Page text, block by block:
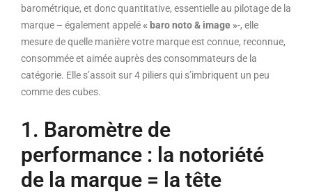
barométrique, et donc quantitative, essentielle au pilotage de la
marque – également appelé« baro noto & image »-, elle
mesure de quelle manière votre marque est connue, reconnue,
consommée et aimée auprès des consommateurs de la
catégorie. Elle s’assoit sur 4 piliers qui s’imbriquent un peu
comme des cubes.
1. Baromètre de
performance : la notoriété
de la marque = la tête